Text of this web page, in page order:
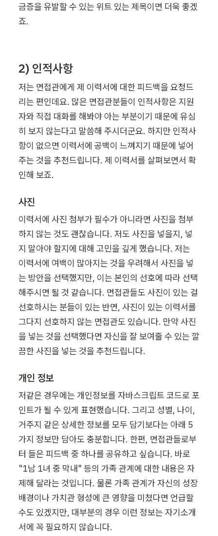
금증을 유발할 수 있는 위트 있는 제목이면 더욱 좋겠
죠.
2) 인적사항
저는 면접관에게 제 이력서에 대한 피드백을 요청드
리는 편인데요. 많은 면접관분들이 인적사항은 지원
자와 직접 대화를 해봐야 아는 부분이기 때문에 유심
히 보지 않는다고 말씀해 주시더군요. 하지만 인적사
항이 없으면 이력서에 공백이 느껴지기 때문에 넣어
주는 것을 추천드립니다. 제 이력서를 살펴보면서 확
인해 보죠.
사진
이력서에 사진 첨부가 필수가 아니라면 사진을 첨부
하지 않는 것도 괜찮습니다. 저도 사진을 넣을지, 넣
지 말아야 할지에 대해 고민을 깊게 했습니다. 저는
이력서에 여백이 많아지는 것을 우려해서 사진을 넣
는 방안을 선택했지만, 이는 본인의 선호에 따라 선택
해주시면 될 것 같습니다. 면접관들도 사진이 있는 걸
선호하시는 분들이 있는 반면, 사진이 있는 이력서를
그다지 선호하지 않는 면접관도 있습니다. 만약 사진
을 넣는 것을 선택했다면 자신을 잘 보여줄 수 있는 깔
끔한 사진을 넣는 것을 추천드립니다.
개인 정보
저같은 경우에는 개인정보를 자바스크립트 코드로 포
인트가 될 수 있게 표현했습니다. 그리고 성별, 나이,
거주지 같은 상세한 정보를 모두 담기보다는 아래 5
가지 정보만 담아도 충분합니다. 한편, 면접관들로부
터 들은 피드백 중 하나를 공유하고 싶습니다. 바로
"1남 1녀 중 막내" 등의 가족 관계에 대한 내용은 자
제해 달라는 것입니다. 물론 가족 관계가 자신의 성장
배경이나 가치관 형성에 큰 영향을 미쳤다면 언급할
수도 있겠지만, 대부분의 경우 이런 정보는 자기소개
서에 꼭 필요하지 않습니다.